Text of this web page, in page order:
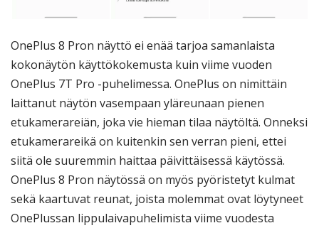
OnePlus 8 Pron näyttö ei enää tarjoa samanlaista
kokonäytön käyttökokemusta kuin viime vuoden
OnePlus 7T Pro -puhelimessa. OnePlus on nimittäin
laittanut näytön vasempaan yläreunaan pienen
etukamerareiän, joka vie hieman tilaa näytöltä. Onneksi
etukamerareikä on kuitenkin sen verran pieni, ettei
siitä ole suuremmin haittaa päivittäisessä käytössä.
OnePlus 8 Pron näytössä on myös pyöristetyt kulmat
sekä kaartuvat reunat, joista molemmat ovat löytyneet
OnePlussan lippulaivapuhelimista viime vuodesta